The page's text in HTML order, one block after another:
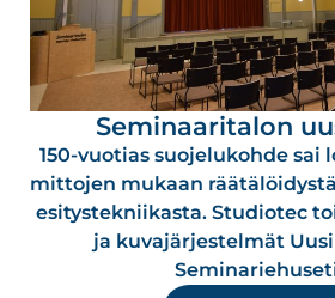
Seminaaritalon
150-vuotias suojelukohde sai
mittojen mukaan
esitystekniikasta. Studiotec
ja kuvajärjestelmät